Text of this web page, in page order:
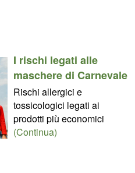
I rischi legati alle
maschere di Carnevale
Rischi allergici e
tossicologici legati ai
prodotti più economici
(Continua)